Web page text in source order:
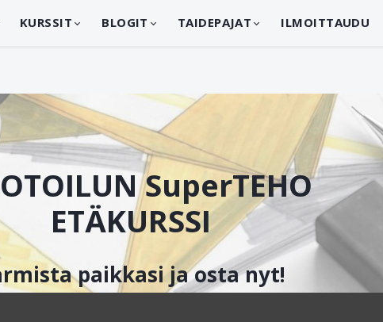
KURSSIT BLOGIT TAIDEPAJAT ILMOITTAUDU
SuperTEHO
ETÄKURSSI
paikkasi ja osta nyt!